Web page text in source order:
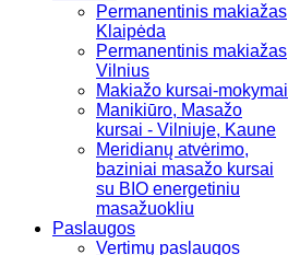
Permanentinis makiažas
Klaipėda
Permanentinis makiažas
Vilnius
Makiažo kursai-mokymai
Manikiūro, Masažo
kursai - Vilniuje, Kaune
Meridianų atvėrimo,
baziniai masažo kursai
su BIO energetiniu
masažuokliu
Paslaugos
Vertimų paslaugos